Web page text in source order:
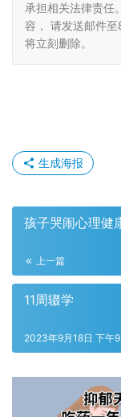
承担相关法律责任
容， 请发送邮件
将立刻删除。
生成海报
孩子哭闹心理健
上一篇
11周辍学
2023年9月18日 下午